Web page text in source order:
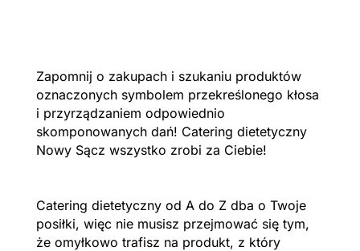
Zapomnij o zakupach i szukaniu produktów
oznaczonych symbolem przekreślonego kłosa
i przyrządzaniem odpowiednio
skomponowanych dań! Catering dietetyczny
Nowy Sącz wszystko zrobi za Ciebie!
Catering dietetyczny od A do Z dba o Twoje
posiłki, więc nie musisz przejmować się tym,
że omyłkowo trafisz na produkt, z który